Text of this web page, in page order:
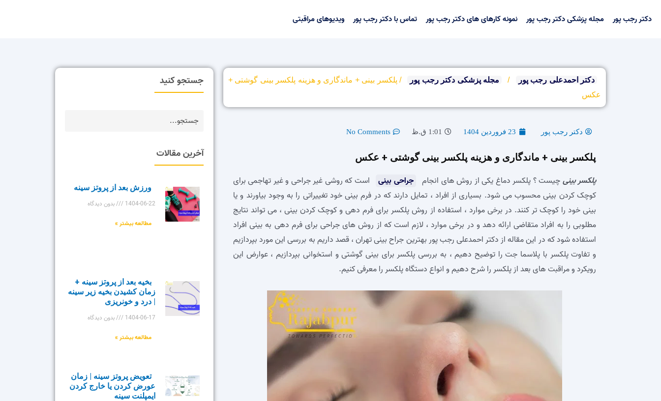
دکتر رجب پور مجله پزشکی دکتر رجب پور نمونه کارهای های دکتر رجب پور تماس با دکتر رجب پور ویدیوهای مراقبتی
دکتر احمدعلی رجب پور / مجله پزشکی دکتر رجب پور / پلکسر بینی + ماندگاری و هزینه پلکسر بینی گوشتی +
عکس
دکتر رجب پور 23 فروردین 1404 1:01 ق.ظ No Comments
پلکسر بینی + ماندگاری و هزینه پلکسر بینی گوشتی + عکس
پلکسر بینیچیست ؟ پلکسر دماغ یکی از روش‌ های انجام جراحی بینی
است که روشی غیر جراحی و غیر تهاجمی برای
کوچک کردن بینی محسوب می‌ شود. بسیاری از افراد ، تمایل دارند که در فرم بینی خود تغییراتی را به وجود بیاورند و یا
بینی خود را کوچک‌ تر کنند. در برخی موارد ، استفاده از روش پلکسر برای فرم دهی و کوچک کردن بینی ، می‌ تواند نتایج
مطلوبی را به افراد متقاضی ارائه دهد و در برخی موارد ، لازم است که از روش‌ های جراحی برای فرم دهی به بینی افراد
استفاده شود که در این مقاله از دکتر احمدعلی رجب پور بهترین جراح بینی تهران ، قصد داریم به بررسی این مورد بپردازیم
و تفاوت پلکسر با پلاسما جت را توضیح دهیم ، به بررسی پلکسر برای بینی گوشتی و استخوانی بپردازیم ، عوارض این
رویکرد و مراقبت‌ های بعد از پلکسر را شرح دهیم و انواع دستگاه پلکسر را معرفی کنیم.
جستجو کنید
آخرین مقالات
ورزش بعد از پروتز سینه
1404-06-22
بدون دیدگاه
مطالعه بیشتر »
بخیه بعد از پروتز سینه +
زمان کشیدن بخیه زیر سینه
| درد و خونریزی
1404-06-17
بدون دیدگاه
مطالعه بیشتر »
تعویض پروتز سینه | زمان
عورض کردن یا خارج کردن
ایمپلنت سینه